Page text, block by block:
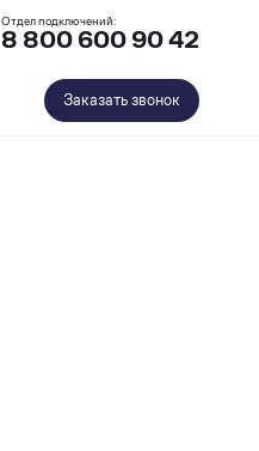
Отдел подключений:
8 800 600 90 42
Заказать звонок